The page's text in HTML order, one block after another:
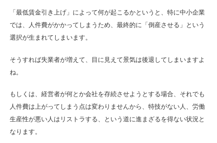
「最低賃金引き上げ」によって何が起こるかというと、特に中小企業
では、人件費がかかってしまうため、最終的に「倒産させる」という
選択が生まれてしまいます。
そうすれば失業者が増えて、目に見えて景気は後退してしまいますよ
ね。
もしくは、経営者が何とか会社を存続させようとする場合、それでも
人件費は上がってしまう点は変わりませんから、特技がない人、労働
生産性が悪い人はリストラする、という道に進まざるを得ない状況と
なります。